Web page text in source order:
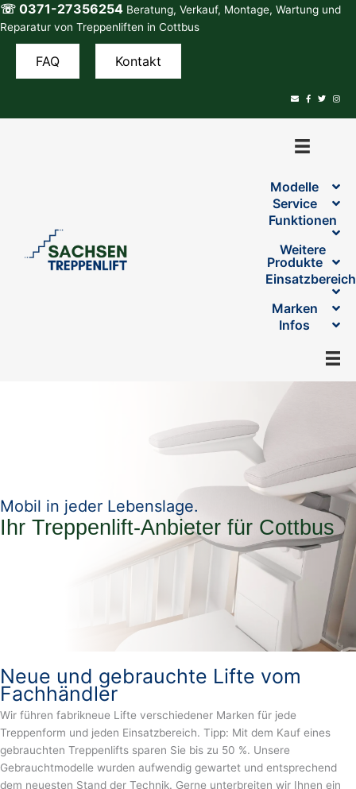
Zum
Inhalt
springen
☏ 0371-27356254 Beratung, Verkauf, Montage, Wartung und
Reparatur von Treppenliften in Cottbus
FAQ Kontakt
Modelle
Service
Funktionen
Weitere
Produkte
Marken
Infos
Mobil in jeder Lebenslage.
Ihr Treppenlift-Anbieter für Cottbus
Neue und gebrauchte Lifte vom
Fachhändler
Wir führen fabrikneue Lifte verschiedener Marken für jede
Treppenform und jeden Einsatzbereich. Tipp: Mit dem Kauf eines
gebrauchten Treppenlifts sparen Sie bis zu 50 %. Unsere
Gebrauchtmodelle wurden aufwendig gewartet und entsprechend
dem neuesten Stand der Technik. Gerne unterbreiten wir Ihnen ein